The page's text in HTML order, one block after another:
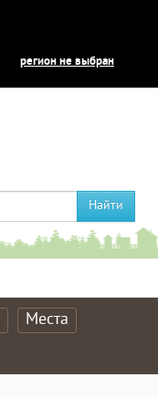
регион не выбран
Найти
Места